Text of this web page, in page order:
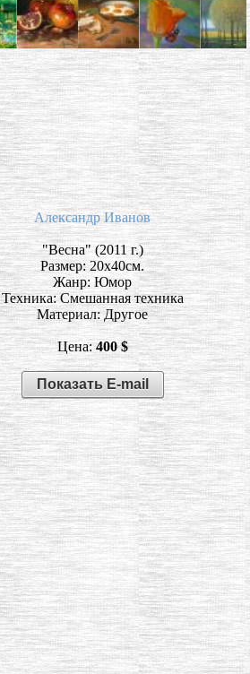
Александр Иванов
"Весна" (2011 г.)
Размер: 20х40см.
Жанр: Юмор
Техника: Смешанная техника
Материал: Другое
Цена: 400 $
Показать E-mail